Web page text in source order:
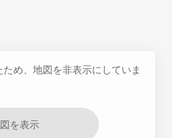
め、地図を非表示にしていま
を表示